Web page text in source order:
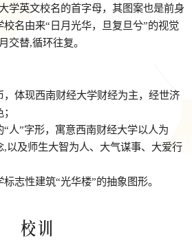
学英文校名的首字母，其图案也是前身
名由来“日月光华，旦复旦兮”的视觉
交替,循环往复。
，体现西南财经大学财经为主，经世济
“人”字形，寓意西南财经大学以人为
以及师生大智为人、大气谋事、大爱行
志性建筑“光华楼”的抽象图形。
校训